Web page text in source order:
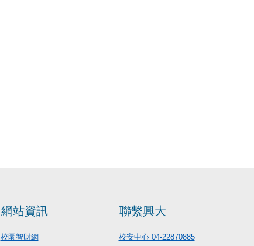
網站資訊
校園智財網
聯繫興大
校安中心 04-22870885